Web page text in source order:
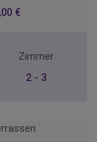
€
Zimmer
2 - 3